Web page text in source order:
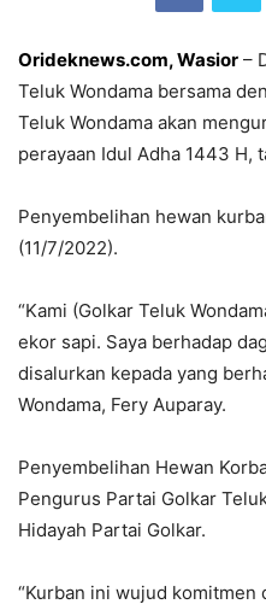
Orideknews.com, Wasior –
Teluk Wondama bersama
Teluk Wondama akan
perayaan Idul Adha 1443 H,
Penyembelihan hewan
(11/7/2022).
“Kami (Golkar Teluk
ekor sapi. Saya berhadap
disalurkan kepada yang
Wondama, Fery Auparay.
Penyembelihan Hewan
Pengurus Partai Golkar
Hidayah Partai Golkar.
“Kurban ini wujud komitmen